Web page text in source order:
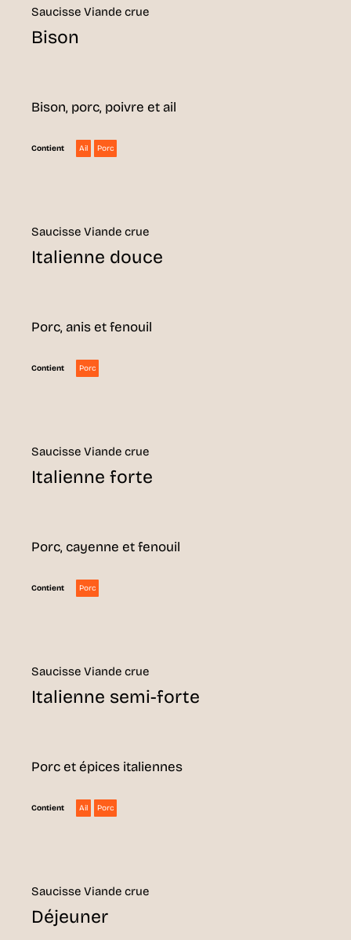
Saucisse Viande crue
Bison
Bison, porc, poivre et ail
Contient Ail Porc
Saucisse Viande crue
Italienne douce
Porc, anis et fenouil
Contient Porc
Saucisse Viande crue
Italienne forte
Porc, cayenne et fenouil
Contient Porc
Saucisse Viande crue
Italienne semi-forte
Porc et épices italiennes
Contient Ail Porc
Saucisse Viande crue
Déjeuner